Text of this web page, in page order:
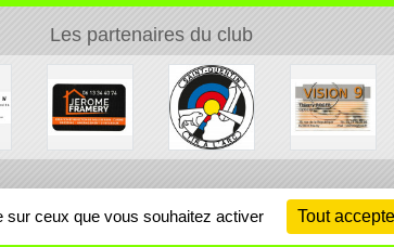
Les partenaires du club
sur ceux que vous souhaitez activer Tout